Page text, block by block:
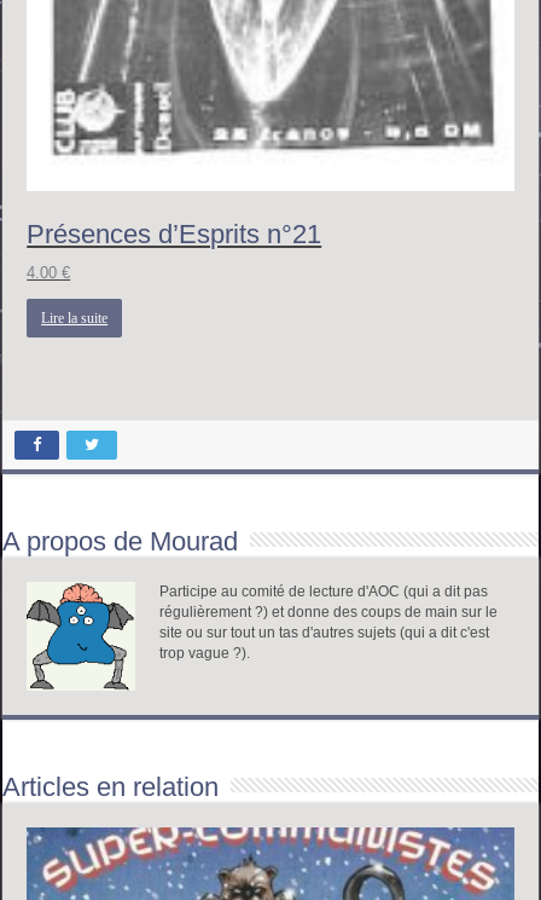
Présences d’Esprits n°21
4.00€
Lire la suite
A propos de Mourad
Participe au comité de lecture d'AOC (qui a dit pas
régulièrement ?) et donne des coups de main sur le
site ou sur tout un tas d'autres sujets (qui a dit c'est
trop vague ?).
Articles en relation